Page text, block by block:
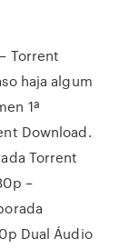
Torrent
haja algum
1ª
Download.
Torrent
–
Dual Áudio